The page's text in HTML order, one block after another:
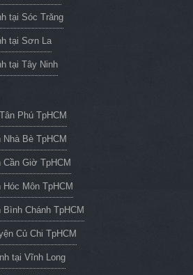
tại Sóc Trăng
tại Sơn La
tại Tây Ninh
Phú TpHCM
Bè TpHCM
Cần Giờ TpHCM
Môn TpHCM
Chánh TpHCM
Củ Chi TpHCM
tại Vĩnh Long